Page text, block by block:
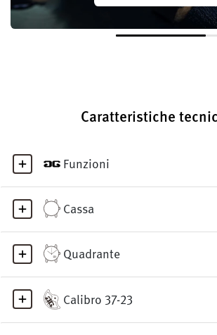
Caratteristiche
Funzioni
Cassa
Quadrante
Calibro 37-23